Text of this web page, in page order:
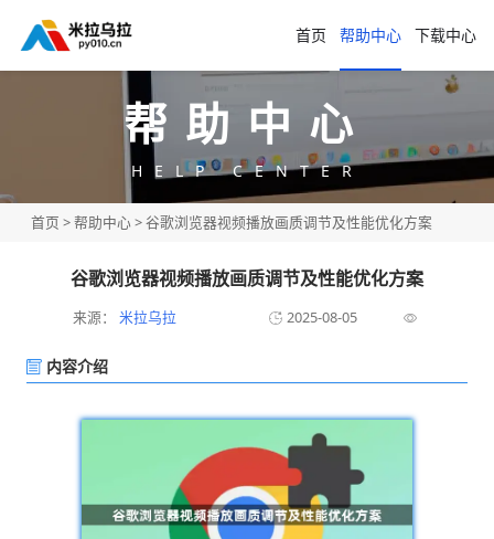
首页 帮助中心 下载中心
帮助中心
HELP CENTER
首页 >帮助中心> 谷歌浏览器视频播放画质调节及性能优化方案
谷歌浏览器视频播放画质调节及性能优化方案
来源： 米拉乌拉 2025-08-05
内容介绍